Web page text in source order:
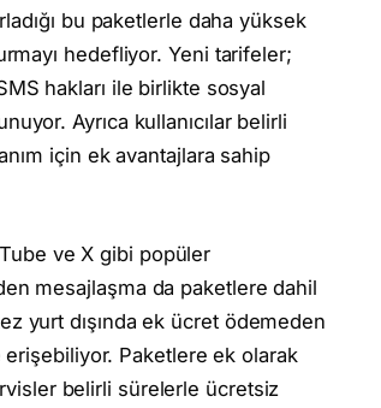
bu paketlerle daha yüksek
hedefliyor. Yeni tarifeler;
hakları ile birlikte sosyal
Ayrıca kullanıcılar belirli
için ek avantajlara sahip
ve X gibi popüler
mesajlaşma da paketlere dahil
yurt dışında ek ücret ödemeden
Paketlere ek olarak
belirli sürelerle ücretsiz